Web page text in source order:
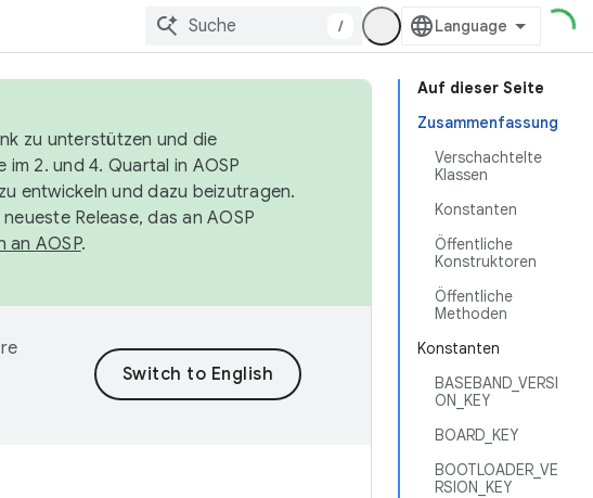
/
Auf dieser Seite
Zusammenfassung
Verschachtelte
Klassen
Konstanten
Öffentliche
Konstruktoren
Öffentliche
Methoden
Konstanten
BASEBAND_VERSI
ON_KEY
BOARD_KEY
BOOTLOADER_VE
RSION_KEY
zu unterstützen und die
2. und 4. Quartal in AOSP
entwickeln und dazu beizutragen.
Release, das an AOSP
an AOSP.